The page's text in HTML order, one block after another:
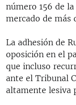
número 156 de
mercado de más
La adhesión de
oposición en el
que incluso
ante el Tribunal
altamente lesiva